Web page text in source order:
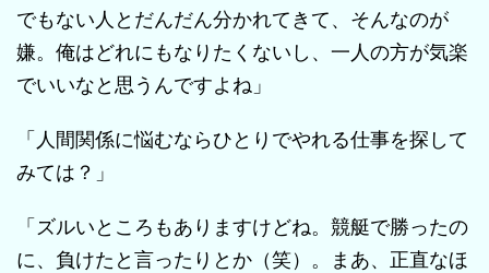
でもない人とだんだん分かれてきて、そんなのが
嫌。俺はどれにもなりたくないし、一人の方が気楽
でいいなと思うんですよね」
「人間関係に悩むならひとりでやれる仕事を探して
みては？」
「ズルいところもありますけどね。競艇で勝ったの
に、負けたと言ったりとか（笑）。まあ、正直なほ